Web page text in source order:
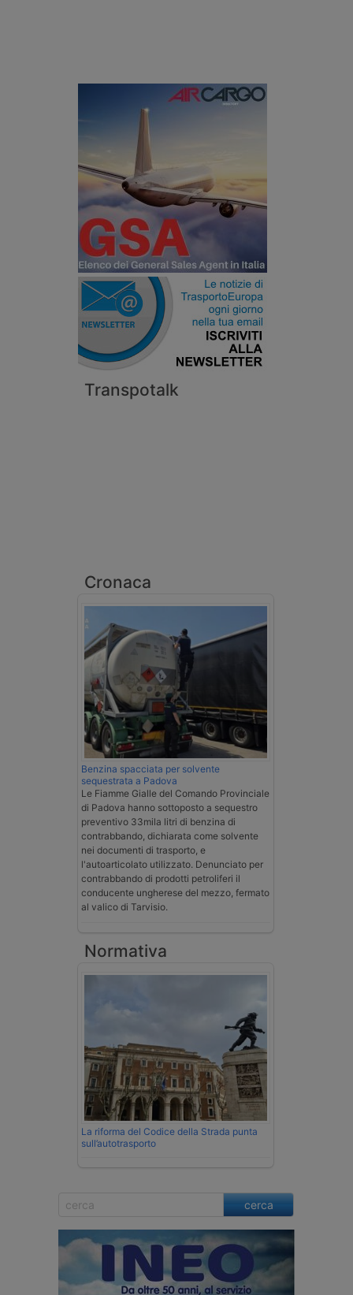
Transpotalk
Cronaca
Benzina spacciata per solvente
sequestrata a Padova
Le Fiamme Gialle del Comando Provinciale
di Padova hanno sottoposto a sequestro
preventivo 33mila litri di benzina di
contrabbando, dichiarata come solvente
nei documenti di trasporto, e
l'autoarticolato utilizzato. Denunciato per
contrabbando di prodotti petroliferi il
conducente ungherese del mezzo, fermato
al valico di Tarvisio.
Normativa
La riforma del Codice della Strada punta
sull’autotrasporto
cerca